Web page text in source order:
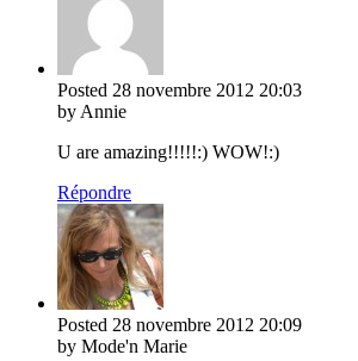
Posted 28 novembre 2012 20:03
by Annie
U are amazing!!!!!:) WOW!:)
Répondre
Posted 28 novembre 2012 20:09
by Mode'n Marie